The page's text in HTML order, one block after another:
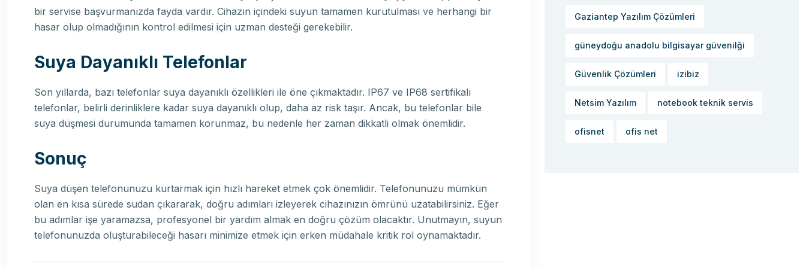
bir servise başvurmanızda fayda vardır. Cihazın içindeki suyun tamamen kurutulması ve herhangi bir
hasar olup olmadığının kontrol edilmesi için uzman desteği gerekebilir.
Suya Dayanıklı Telefonlar
Son yıllarda, bazı telefonlar suya dayanıklı özellikleri ile öne çıkmaktadır. IP67 ve IP68 sertifikalı
telefonlar, belirli derinliklere kadar suya dayanıklı olup, daha az risk taşır. Ancak, bu telefonlar bile
suya düşmesi durumunda tamamen korunmaz, bu nedenle her zaman dikkatli olmak önemlidir.
Sonuç
Suya düşen telefonunuzu kurtarmak için hızlı hareket etmek çok önemlidir. Telefonunuzu mümkün
olan en kısa sürede sudan çıkararak, doğru adımları izleyerek cihazınızın ömrünü uzatabilirsiniz. Eğer
bu adımlar işe yaramazsa, profesyonel bir yardım almak en doğru çözüm olacaktır. Unutmayın, suyun
telefonunuzda oluşturabileceği hasarı minimize etmek için erken müdahale kritik rol oynamaktadır.
Gaziantep Yazılım Çözümleri
güneydoğu anadolu bilgisayar güvenilği
Güvenlik Çözümleri izibiz
Netsim Yazılım notebook teknik servis
ofisnet ofis net